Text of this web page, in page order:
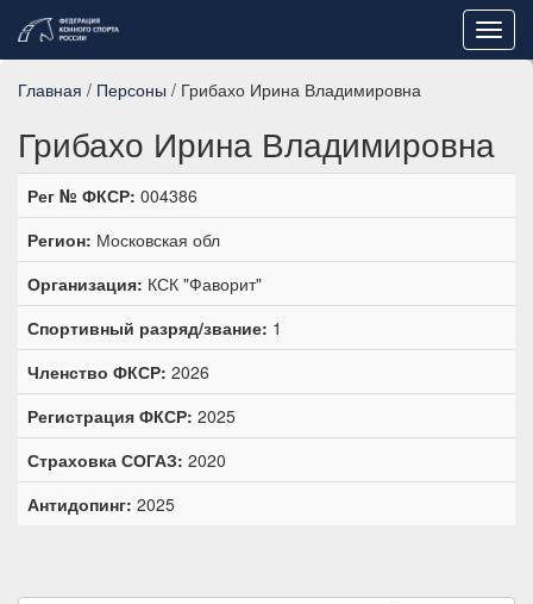
Главная / Персоны / Грибахо Ирина Владимировна
Грибахо Ирина Владимировна
Рег № ФКСР: 004386
Регион: Московская обл
Организация: КСК "Фаворит"
Спортивный разряд/звание: 1
Членство ФКСР: 2026
Регистрация ФКСР: 2025
Страховка СОГАЗ: 2020
Антидопинг: 2025